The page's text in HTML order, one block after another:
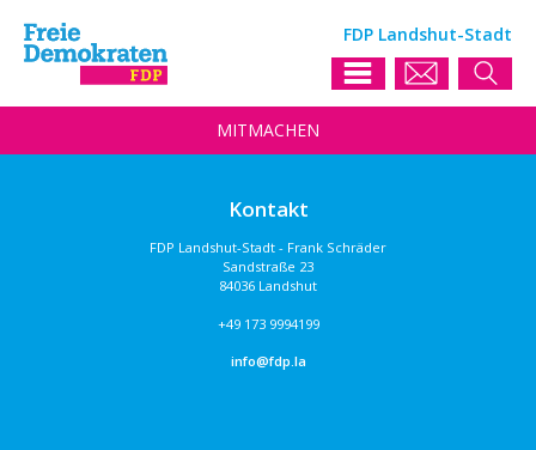
FDP Landshut-Stadt
MITMACHEN
Kontakt
FDP Landshut-Stadt - Frank Schräder
Sandstraße 23
84036 Landshut
+49 173 9994199
info@fdp.la